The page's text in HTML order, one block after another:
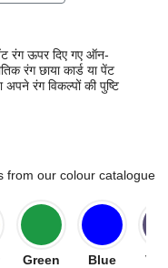
रंग ऊपर दिए गए ऑन-
रंग छाया कार्ड या पेंट
रंग विकल्पों की पुष्टि
from our colour catalogue
Green Blue